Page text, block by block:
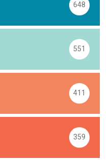
648
551
411
359